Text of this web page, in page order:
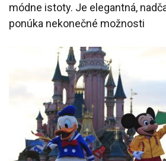
módne istoty. Je elegantná,
ponúka nekonečné možnosti